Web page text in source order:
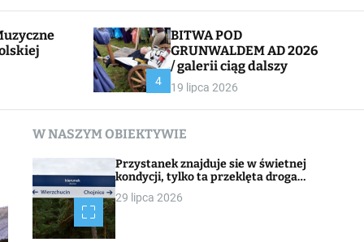
l
c
4
BITWA POD
GRUNWALDEM AD 2026
/ galerii ciąg dalszy
19 lipca 2026
W NASZYM OBIEKTYWIE
Przystanek znajduje sie w świetnej
kondycji, tylko ta przeklęta droga…
29 lipca 2026